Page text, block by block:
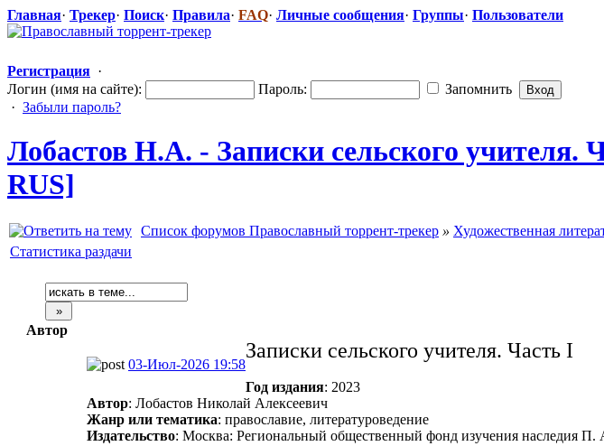
Главная· Трекер· Поиск· Правила· FAQ· Личные сообщения· Группы· Пользователи
Регистрация ·
Логин (имя на сайте):
Пароль:
Запомнить
· Забыли пароль?
Лобастов Н.А. - Записки сельского учителя.
RUS]
Список форумов Православный торрент-трекер » Художественная
Статистика раздачи
Автор
03-Июл-2026 19:58
Записки сельского учителя. Часть I
Год издания: 2023
Автор: Лобастов Николай Алексеевич
Жанр или тематика: православие, литературоведение
Издательство: Москва: Региональный общественный фонд изучения наследия